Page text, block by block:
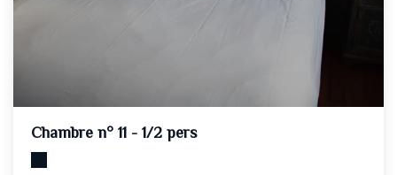
Chambre n° 11 - 1/2 pers